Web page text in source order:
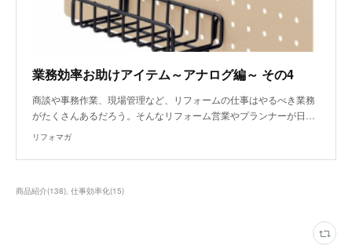
業務効率お助けアイテム～アナログ編～ その4
商談や事務作業、現場管理など、リフォームの仕事はやるべき業務
がたくさんあるだろう。そんなリフォーム営業やプランナーが日…
リフォマガ
商品紹介(138) 仕事効率化(15)